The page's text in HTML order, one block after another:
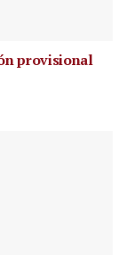
provisional